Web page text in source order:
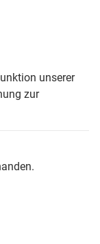
unserer
zur